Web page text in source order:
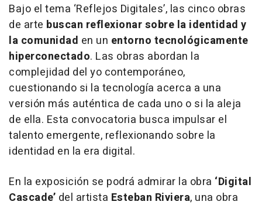
Bajo el tema ‘Reflejos Digitales’, las cinco obras
de arte buscan reflexionar sobre la identidad y
la comunidad en un entorno tecnológicamente
hiperconectado. Las obras abordan la
complejidad del yo contemporáneo,
cuestionando si la tecnología acerca a una
versión más auténtica de cada uno o si la aleja
de ella. Esta convocatoria busca impulsar el
talento emergente, reflexionando sobre la
identidad en la era digital.
En la exposición se podrá admirar la obra ‘Digital
Cascade’ del artista Esteban Riviera, una obra